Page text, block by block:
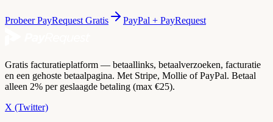
Probeer PayRequest Gratis PayPal + PayRequest
Gratis facturatieplatform — betaallinks, betaalverzoeken, facturatie
en een gehoste betaalpagina. Met Stripe, Mollie of PayPal. Betaal
alleen 2% per geslaagde betaling (max €25).
X (Twitter)